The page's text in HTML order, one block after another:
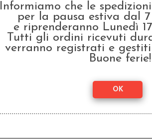
Informiamo che le
per la pausa estiva dal
e riprenderanno Lunedì
Tutti gli ordini ricevuti
verranno registrati e
Buone ferie!